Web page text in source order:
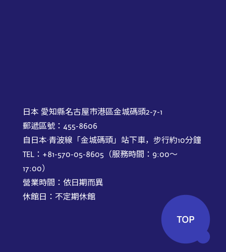
日本 愛知縣名古屋市港區金城碼頭2-7-1
郵遞區號：455-8606
自日本·青波線「金城碼頭」站下車，步行約10分鐘
TEL：+81-570-05-8605（服務時間：9:00～
17:00）
營業時間：依日期而異
休館日：不定期休館